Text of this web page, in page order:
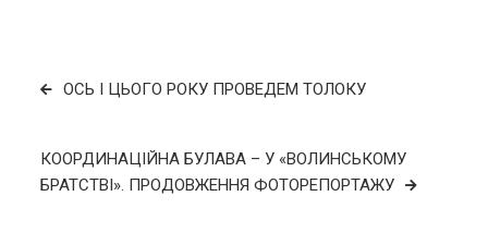
Навігація
ОСЬ І ЦЬОГО РОКУ ПРОВЕДЕМ ТОЛОКУ
КООРДИНАЦІЙНА БУЛАВА – У «ВОЛИНСЬКОМУ
БРАТСТВІ». ПРОДОВЖЕННЯ ФОТОРЕПОРТАЖУ